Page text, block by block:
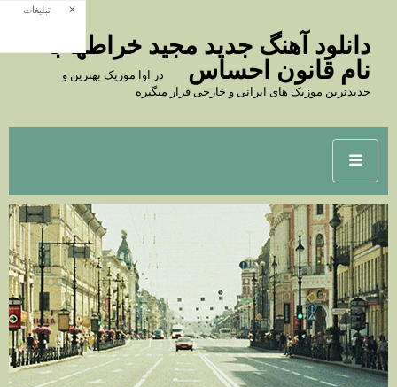
دانلود آهنگ جدید مجید خراطها به
نام قانون احساس
در اوا موزیک بهترین و
جدیدترین موزیک های ایرانی و خارجی قرار میگیره
تبلیغات